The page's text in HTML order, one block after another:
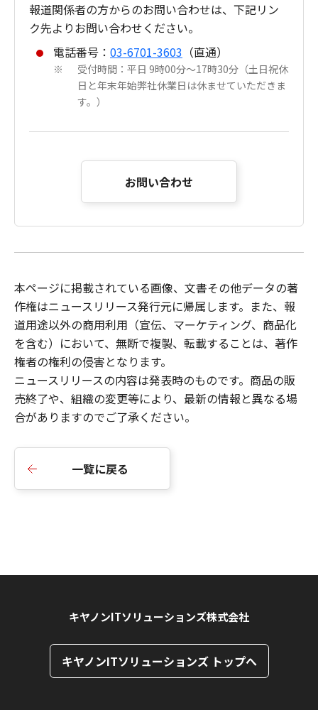
報道関係者の方からのお問い合わせは、下記リン
ク先よりお問い合わせください。
電話番号： 03-6701-3603 （直通）
※
受付時間：平日 9時00分～17時30分（土日祝休
日と年末年始弊社休業日は休ませていただきま
す。）
お問い合わせ
本ページに掲載されている画像、文書その他データの著
作権はニュースリリース発行元に帰属します。また、報
道用途以外の商用利用（宣伝、マーケティング、商品化
を含む）において、無断で複製、転載することは、著作
権者の権利の侵害となります。
ニュースリリースの内容は発表時のものです。商品の販
売終了や、組織の変更等により、最新の情報と異なる場
合がありますのでご了承ください。
一覧に戻る
キヤノンITソリューションズ株式会社
キヤノンITソリューションズ トップへ